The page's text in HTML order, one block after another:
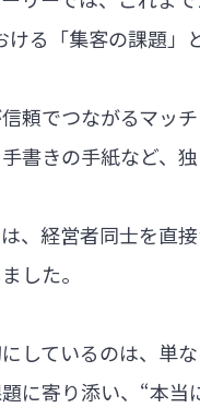
る「集客の課題」
頼でつながるマッチ
書きの手紙など、
、経営者同士を直
した。
しているのは、単
に寄り添い、“本当